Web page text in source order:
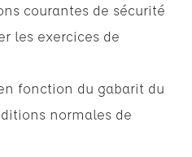
courantes de sécurité
les exercices de
fonction du gabarit du
normales de